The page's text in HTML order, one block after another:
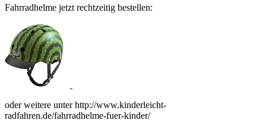
Fahrradhelme jetzt rechtzeitig bestellen:
oder weitere unter http://www.kinderleicht-
radfahren.de/fahrradhelme-fuer-kinder/